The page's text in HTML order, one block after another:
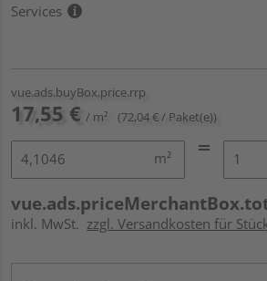
Services
vue.ads.buyBox.price.rrp
17,55 € / m² (72,04 € / Paket(e))
m²
inkl. MwSt. zzgl. Versandkosten für